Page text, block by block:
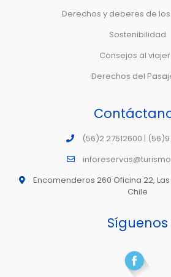
Derechos y deberes de
Sostenibilidad
Consejos al
Derechos del
(56)2 27512600 |
Encomenderos 260 Oficina 22,
Chile
Síguenos